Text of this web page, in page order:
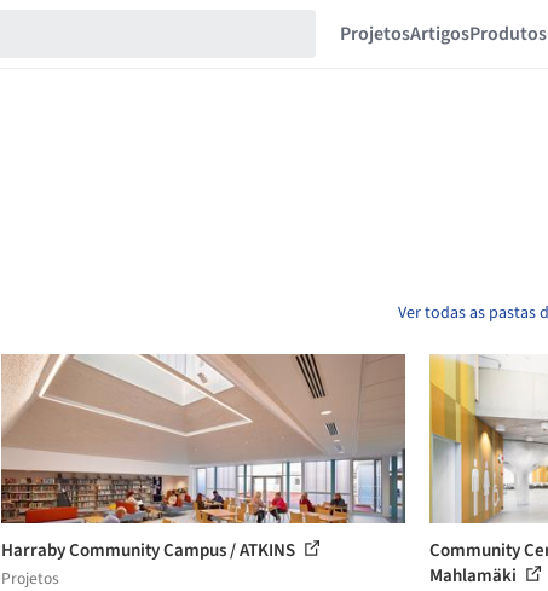
ProjetosArtigosProdutos
Ver todas as pastas
Harraby Community Campus / ATKINS
Projetos
Community
Mahlamäki